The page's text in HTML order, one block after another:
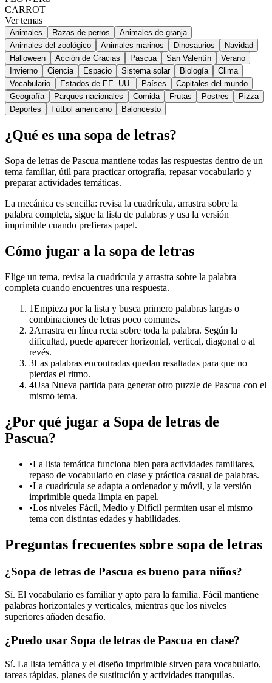
CARROT
Ver temas
Animales Razas de perros
Animales de granja
Animales del zoológico
Animales marinos Dinosaurios
Navidad
Halloween
Acción de Gracias Pascua San Valentín
Verano
Invierno
Ciencia Espacio Sistema solar Biología
Clima
Vocabulario
Estados de EE. UU. Países
Capitales del mundo
Geografía
Parques nacionales Comida Frutas Postres
Pizza
Deportes
Fútbol americano Baloncesto
¿Qué es una sopa de letras?
Sopa de letras de Pascua mantiene todas las respuestas dentro de un
tema familiar, útil para practicar ortografía, repasar vocabulario y
preparar actividades temáticas.
La mecánica es sencilla: revisa la cuadrícula, arrastra sobre la
palabra completa, sigue la lista de palabras y usa la versión
imprimible cuando prefieras papel.
Cómo jugar a la sopa de letras
Elige un tema, revisa la cuadrícula y arrastra sobre la palabra
completa cuando encuentres una respuesta.
1Empieza por la lista y busca primero palabras largas o
combinaciones de letras poco comunes.
2Arrastra en línea recta sobre toda la palabra. Según la
dificultad, puede aparecer horizontal, vertical, diagonal o al
revés.
3Las palabras encontradas quedan resaltadas para que no
pierdas el ritmo.
4Usa Nueva partida para generar otro puzzle de Pascua con el
mismo tema.
¿Por qué jugar a Sopa de letras de
Pascua?
•La lista temática funciona bien para actividades familiares,
repaso de vocabulario en clase y práctica casual de palabras.
•La cuadrícula se adapta a ordenador y móvil, y la versión
imprimible queda limpia en papel.
•Los niveles Fácil, Medio y Difícil permiten usar el mismo
tema con distintas edades y habilidades.
Preguntas frecuentes sobre sopa de letras
¿Sopa de letras de Pascua es bueno para niños?
Sí. El vocabulario es familiar y apto para la familia. Fácil mantiene
palabras horizontales y verticales, mientras que los niveles
superiores añaden desafío.
¿Puedo usar Sopa de letras de Pascua en clase?
Sí. La lista temática y el diseño imprimible sirven para vocabulario,
tareas rápidas, planes de sustitución y actividades tranquilas.